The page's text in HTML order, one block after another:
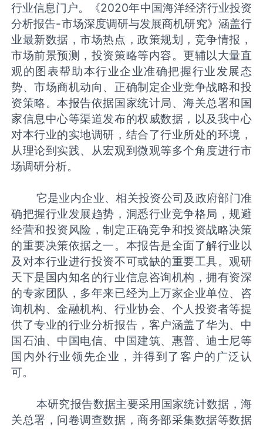
行业信息门户。《2020年中国海洋经济行业投资
分析报告-市场深度调研与发展商机研究》涵盖行
业最新数据，市场热点，政策规划，竞争情报，
市场前景预测，投资策略等内容。更辅以大量直
观的图表帮助本行业企业准确把握行业发展态
势、市场商机动向、正确制定企业竞争战略和投
资策略。本报告依据国家统计局、海关总署和国
家信息中心等渠道发布的权威数据，以及我中心
对本行业的实地调研，结合了行业所处的环境，
从理论到实践、从宏观到微观等多个角度进行市
场调研分析。
它是业内企业、相关投资公司及政府部门准
确把握行业发展趋势，洞悉行业竞争格局，规避
经营和投资风险，制定正确竞争和投资战略决策
的重要决策依据之一。本报告是全面了解行业以
及对本行业进行投资不可或缺的重要工具。观研
天下是国内知名的行业信息咨询机构，拥有资深
的专家团队，多年来已经为上万家企业单位、咨
询机构、金融机构、行业协会、个人投资者等提
供了专业的行业分析报告，客户涵盖了华为、中
国石油、中国电信、中国建筑、惠普、迪士尼等
国内外行业领先企业，并得到了客户的广泛认
可。
本研究报告数据主要采用国家统计数据，海
关总署，问卷调查数据，商务部采集数据等数据